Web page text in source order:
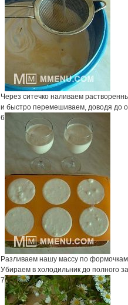
Через ситечко наливаем
и быстро перемешиваем, доводя до
6
Разливаем нашу массу по
Убираем в холодильник до полного
7